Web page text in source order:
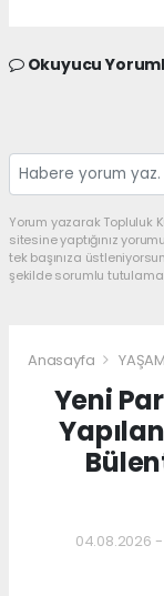
Okuyucu
Yorum yazarak Topluluk
sitesine yaptığınız
tek başınıza
şekilde sorumlu
Anasayfa YAŞAM
Yeni
04.08.2026